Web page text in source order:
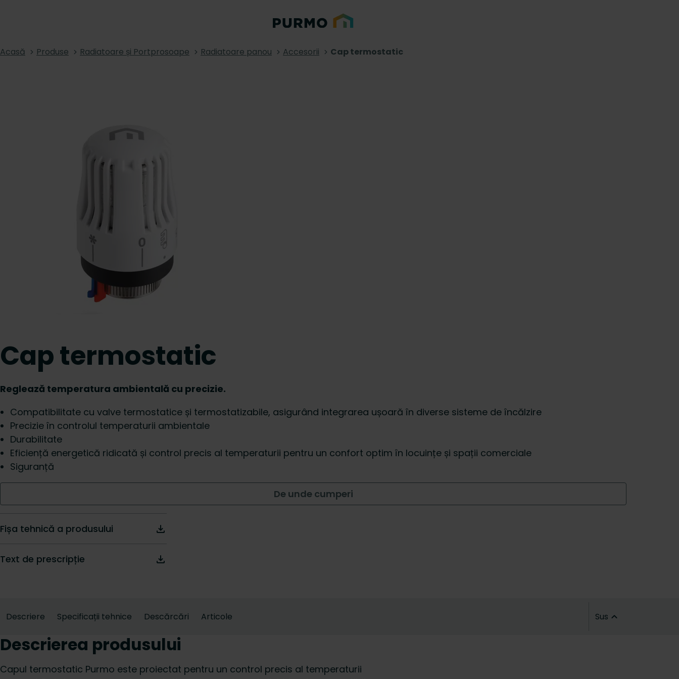
Acasă Produse Radiatoare și Portprosoape Radiatoare panou Accesorii Cap termostatic
Cap termostatic
Reglează temperatura ambientală cu precizie.
Compatibilitate cu valve termostatice și termostatizabile, asigurând integrarea ușoară în diverse sisteme de încălzire
Precizie în controlul temperaturii ambientale
Durabilitate
Eficiență energetică ridicată și control precis al temperaturii pentru un confort optim în locuințe și spații comerciale
Siguranță
De unde cumperi
Fișa tehnică a produsului
Text de prescripție
Descriere Specificații tehnice Descărcări Articole Sus
Descrierea produsului
Capul termostatic Purmo este proiectat pentru un control precis al temperaturii